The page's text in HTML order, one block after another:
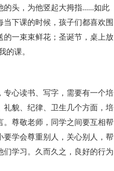
头，为他竖起大拇指......如此
下课的时候，孩子们都喜欢围
的一束束鲜花；圣诞节，桌上放
的课。
心读书、写字，需要有一个培
礼貌、纪律、卫生几个方面，培
。尊敬老师，同学之间要互相帮
要学会尊重别人，关心别人，帮
学习。久而久之，良好的行为